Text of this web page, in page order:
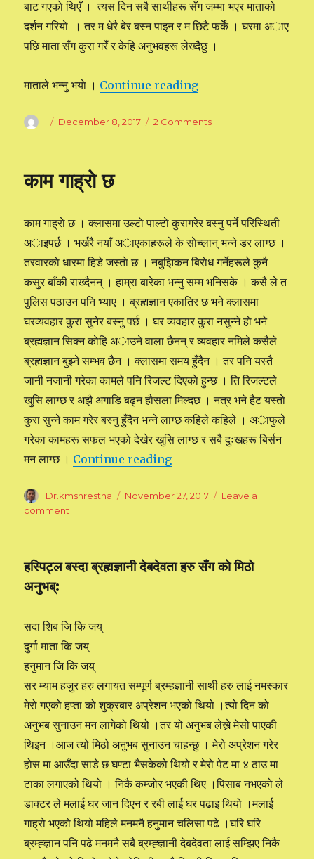
बाट गएकाे थिएँ । त्यस दिन सबै साथीहरू सँग जम्मा भएर माताकाे
दर्शन गरियाे । तर म धेरै बेर बस्न पाइन र म छिटै फर्केँ । घरमा अाए
पछि माता सँग कुरा गरेँ र केहि अनुभवहरू लेख्दैछु ।
माताले भन्नु भयाे । Continue reading
Author
Posted
December 8, 2017 2 Comments
काम गाह्राे छ
काम गाह्राे छ । क्लासमा उल्टाे पाल्टाे कुरागरेर बस्नु पर्ने परिस्थिती
अाइपर्छ । भर्खरै नयाँ अाएकाहरूले के साेच्लान् भन्ने डर लाग्छ ।
तरवारकाे धारमा हिडे जस्ताे छ । नबुझिकन बिराेध गर्नेहरूले कुनै
कसुर बाँकी राख्दैनन् । हाम्रा बारेका भन्नु सम्म भनिसके । कसै ले त
पुलिस पठाउन पनि भ्याए । ब्रह्मज्ञान एकातिर छ भने क्लासमा
घरव्यवहार कुरा सुनेर बस्नु पर्छ । घर व्यवहार कुरा नसुन्ने हाे भने
ब्रह्मज्ञान सिक्न काेहि अाउने वाला छैनन् र व्यवहार नमिले कसैले
ब्रह्मज्ञान बुझ्ने सम्भव छैन । क्लासमा समय हुँदैन । तर पनि यस्तै
जानी नजानी गरेका कामले पनि रिजल्ट दिएकाे हुन्छ । ति रिजल्टले
खुसि लाग्छ र अझै अगाडि बढ्न हाैसला मिल्दछ । नत्र भने हैट यस्ताे
कुरा सुन्ने काम गरेर बस्नु हुँदैन भन्ने लाग्छ कहिले कहिले । अाफुले
गरेका कामहरू सफल भएकाे देखेर खुसि लाग्छ र सबै दुःखहरू बिर्सन
मन लाग्छ । Continue reading
Author
Dr.kmshrestha
Posted
November 27, 2017
Leave a
comment
हस्पिट्ल बस्दा ब्रह्मज्ञानी देबदेवता हरु सँग को मिठो
अनुभब्:
सदा शिब जि कि जय्
दुर्गा माता कि जय्
हनुमान जि कि जय्
सर म्याम हजुर हरु लगायत सम्पूर्ण ब्रम्हज्ञानी साथी हरु लाई नमस्कार
मेरो गएको हप्ता को शुक्रबार अप्रेशन भएको थियो ।त्यो दिन को
अनुभब सुनाउन मन लागेको थियो ।तर यो अनुभब लेख्ने मेसो पाएकी
थिइन ।आज त्यो मिठो अनुभब सुनाउन चाहन्छु । मेरो अप्रेशन गरेर
होस मा आउँदा साडे छ घण्टा भैसकेको थियो र मेरो पेट मा ४ ठाउ मा
टाका लगाएको थियो । निकै कम्जोर भएकी थिए ।पिसाब नभएको ले
डाक्टर ले मलाई घर जान दिएन र रबी लाई घर पढाइ थियो ।मलाई
गाह्रो भएको थियो महिले मनमनै हनुमान चलिसा पढे ।घरि घरि
ब्रम्ह्ज्ञान पनि पढे मनमनै सबै ब्रम्ह्ज्ञानी देबदेवता लाई सम्झिए निकै